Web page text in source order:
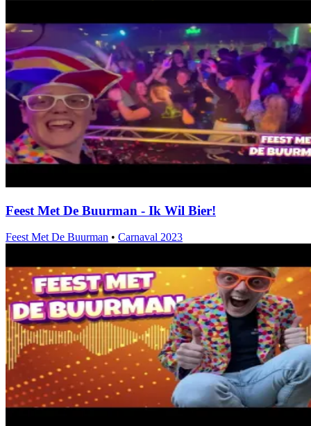
Feest Met De Buurman - Ik Wil Bier!
Feest Met De Buurman • Carnaval 2023